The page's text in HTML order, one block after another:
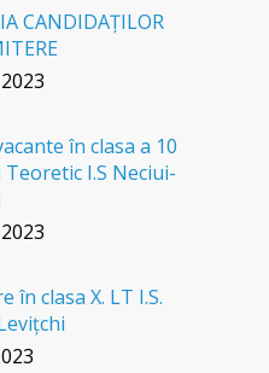
CANDIDAȚILOR
în clasa a 10
Teoretic I.S Neciui-
în clasa X. LT I.S.